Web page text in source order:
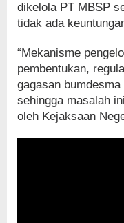
dikelola PT MBSP
tidak ada
“Mekanisme
pembentukan,
gagasan
sehingga masalah
oleh Kejaksaan